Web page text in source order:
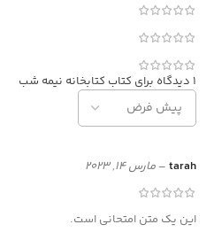
1 دیدگاه برای
کتاب کتابخانه نیمه شب
tarah
– مارس 14, 2023
این یک متن امتحانی است.